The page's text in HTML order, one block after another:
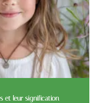
et leur signification